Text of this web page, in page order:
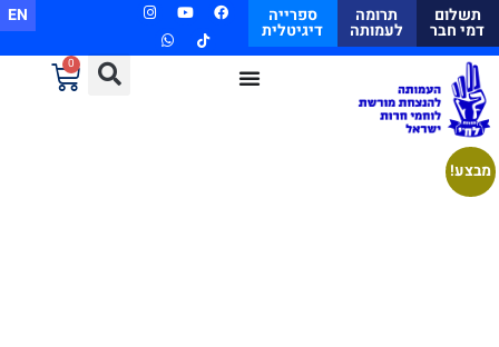
תשלום
דמי חבר
תרומה
לעמותה
ספרייה
דיגיטלית
EN
0
מבצע!